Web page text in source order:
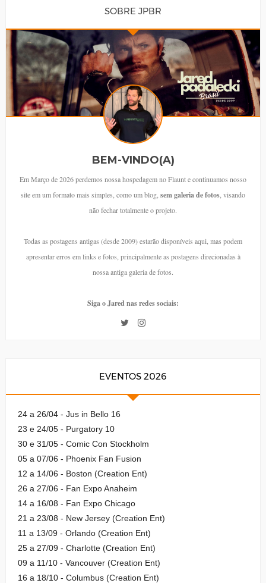
SOBRE JPBR
BEM-VINDO(A)
Em Março de 2026 perdemos nossa hospedagem no Flaunt e continuamos nosso
site em um formato mais simples, como um blog, sem galeria de fotos , visando
não fechar totalmente o projeto.
Todas as postagens antigas (desde 2009) estarão disponíveis aqui, mas podem
apresentar erros em links e fotos, principalmente as postagens direcionadas à
nossa antiga galeria de fotos.
Siga o Jared nas redes sociais:
EVENTOS 2026
24 a 26/04 - Jus in Bello 16
23 e 24/05 - Purgatory 10
30 e 31/05 - Comic Con Stockholm
05 a 07/06 - Phoenix Fan Fusion
12 a 14/06 - Boston (Creation Ent)
26 a 27/06 - Fan Expo Anaheim
14 a 16/08 - Fan Expo Chicago
21 a 23/08 - New Jersey (Creation Ent)
11 a 13/09 - Orlando (Creation Ent)
25 a 27/09 - Charlotte (Creation Ent)
09 a 11/10 - Vancouver (Creation Ent)
16 a 18/10 - Columbus (Creation Ent)